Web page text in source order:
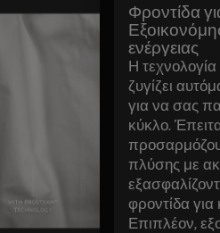
Φροντίδα
ενέργειας
Η τεχνολογία
ζυγίζει
για να σας
κύκλο.
πλύσης με
φροντίδα
Επιπλέον,